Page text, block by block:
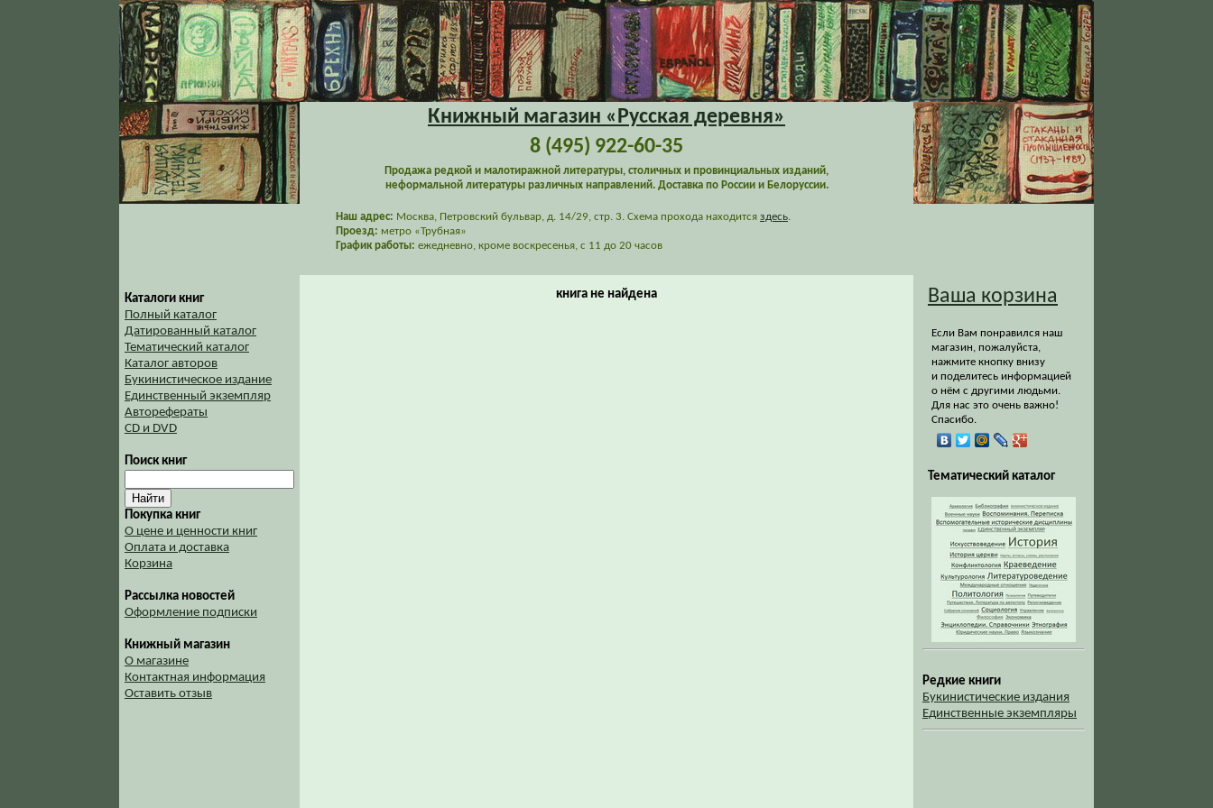
Книжный магазин «Русская деревня»
8 (495) 922-60-35
Продажа редкой и малотиражной литературы, столичных и провинциальных изданий,
неформальной литературы различных направлений. Доставка по России и Белоруссии.
Наш адрес: Москва, Петровский бульвар, д. 14/29, стр. 3. Схема прохода находится здесь.
Проезд: метро «Трубная»
График работы: ежедневно, кроме воскресенья, с 11 до 20 часов
Каталоги книг
Полный каталог
Датированный каталог
Тематический каталог
Каталог авторов
Букинистическое издание
Единственный экземпляр
Авторефераты
CD и DVD
Поиск книг
Покупка книг
О цене и ценности книг
Оплата и доставка
Корзина
Рассылка новостей
Оформление подписки
Книжный магазин
О магазине
Контактная информация
Оставить отзыв
книга не найдена Ваша корзина
Если Вам понравился наш
магазин, пожалуйста,
нажмите кнопку внизу
и поделитесь информацией
о нём с другими людьми.
Для нас это очень важно!
Спасибо.
Тематический каталог
Редкие книги
Букинистические издания
Единственные экземпляры